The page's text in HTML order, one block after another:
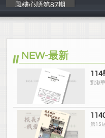
風樓心語第87期
輔導室
NEW-最新
劉淑華
第15